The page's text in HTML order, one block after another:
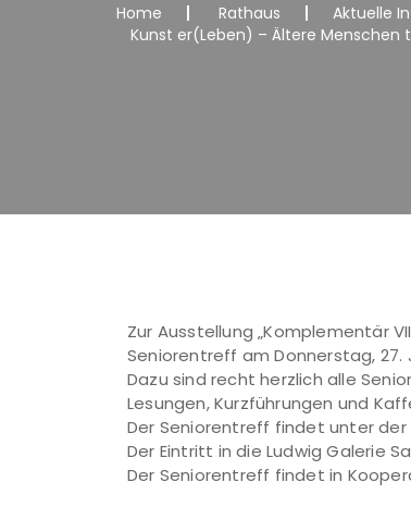
Home Rathaus Aktuelle
Kunst er(Leben) – Ältere Menschen
Zur Ausstellung „Komplementär
Seniorentreff am Donnerstag, 27.
Dazu sind recht herzlich alle
Lesungen, Kurzführungen und
Der Seniorentreff findet unter
Der Eintritt in die Ludwig Galerie
Der Seniorentreff findet in